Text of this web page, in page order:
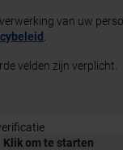
van uw
velden zijn verplicht.
Klik om te starten